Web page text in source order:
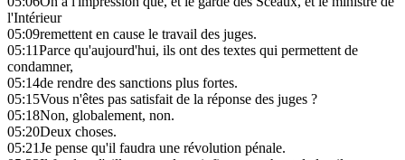
l'Intérieur
05:09remettent en cause le travail des juges.
05:11Parce qu'aujourd'hui, ils ont des textes qui permettent de
condamner,
05:14de rendre des sanctions plus fortes.
05:15Vous n'êtes pas satisfait de la réponse des juges ?
05:18Non, globalement, non.
05:20Deux choses.
05:21Je pense qu'il faudra une révolution pénale.